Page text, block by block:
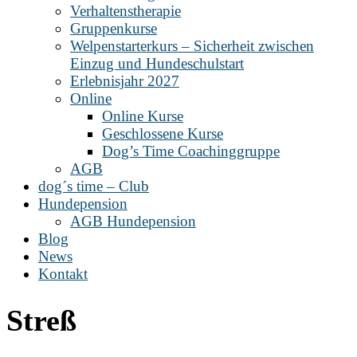
Verhaltenstherapie
Gruppenkurse
Welpenstarterkurs – Sicherheit zwischen
Einzug und Hundeschulstart
Erlebnisjahr 2027
Online
Online Kurse
Geschlossene Kurse
Dog’s Time Coachinggruppe
AGB
dog´s time – Club
Hundepension
AGB Hundepension
Blog
News
Kontakt
Streß